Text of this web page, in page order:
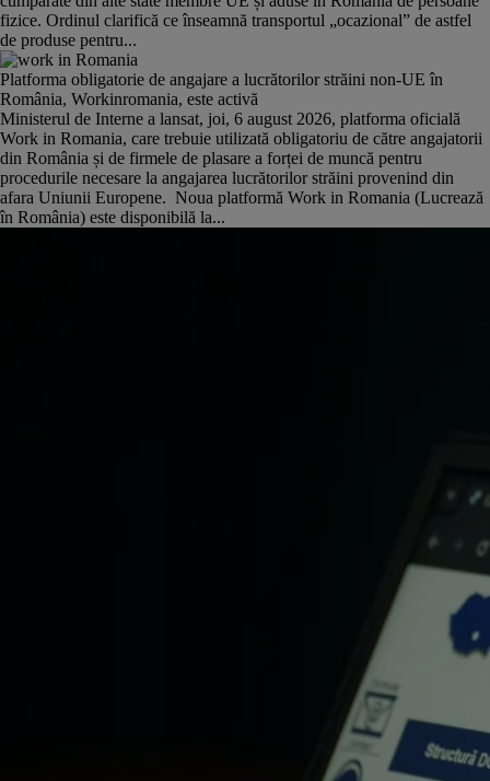
bugetului disponibil pentru chirie în rândul studenților.
Analizând datele obținute de la
că și în cazul lormajoritatea (38%) alocă pentru chiria lunară între
201-300 de euro, urmați fiind de cei care audisponibili pentru chirie
între 301-400 de euro (35%), dar și de cei care aloca între
de euro(19%).
În 2024, cei mai mulți dintre respondenții studenți preferă să locuiască
singuri (39%), o creștere față de 36% în 2023.
Apoi urmează îndeaproape studenții care aleg să locuiască împreună cu
, cu 12% în
menționat de 5% dintre studenți comparativ cu doar 2% în 2023,
reflectând o creștere a valorii atribuite accesibilității transportului
, cu 3% și respectiv 2%
dintre respondenți în ambii ani, indicând o stabilitate în cerințele
Top 5 lucruri de care țin cont studenții din România când închiriază o
În momentul actual, topul celor mai importante cinci aspecte pentru
fizice. Ordinul clarifică ce înseamnă transportul „ocazional” de astfel
de produse pentru...
Platforma obligatorie de angajare a lucrătorilor străini non-UE în
România, Workinromania, este activă
Ministerul de Interne a lansat, joi, 6 august 2026, platforma oficială
Work in Romania, care trebuie utilizată obligatoriu de către angajatorii
din România și de firmele de plasare a forței de muncă pentru
procedurile necesare la angajarea lucrătorilor străini provenind din
afara Uniunii Europene. Noua platformă Work in Romania (Lucrează
în România) este disponibilă la...